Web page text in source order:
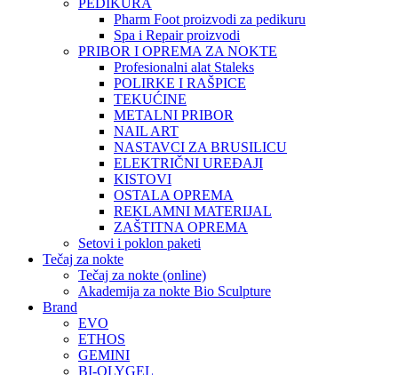
PEDIKURA
Pharm Foot proizvodi za pedikuru
Spa i Repair proizvodi
PRIBOR I OPREMA ZA NOKTE
Profesionalni alat Staleks
POLIRKE I RAŠPICE
TEKUĆINE
METALNI PRIBOR
NAIL ART
NASTAVCI ZA BRUSILICU
ELEKTRIČNI UREĐAJI
KISTOVI
OSTALA OPREMA
REKLAMNI MATERIJAL
ZAŠTITNA OPREMA
Setovi i poklon paketi
Tečaj za nokte
Tečaj za nokte (online)
Akademija za nokte Bio Sculpture
Brand
EVO
ETHOS
GEMINI
BI-OLYGEL